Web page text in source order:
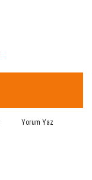
Yorum Yaz